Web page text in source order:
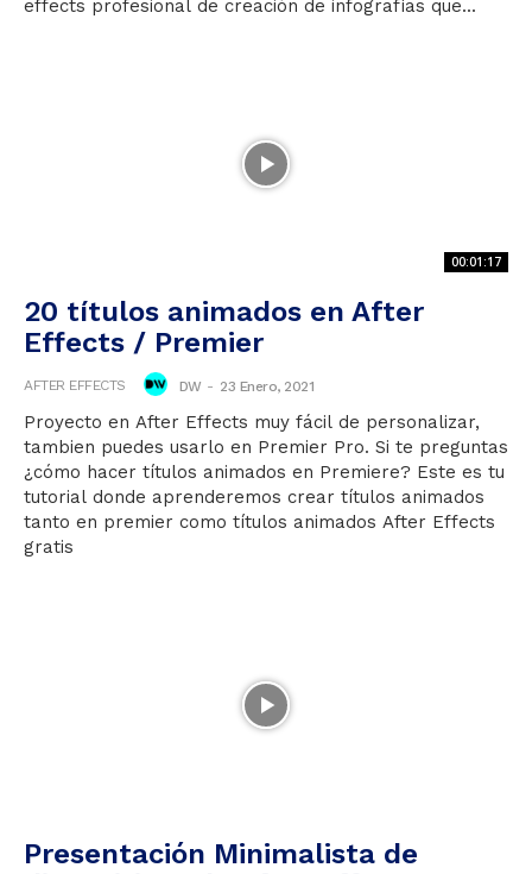
effects profesional de creación de infografías que...
00:01:17
20 títulos animados en After
Effects / Premier
AFTER EFFECTS DW - 23 Enero, 2021
Proyecto en After Effects muy fácil de personalizar,
tambien puedes usarlo en Premier Pro. Si te preguntas
¿cómo hacer títulos animados en Premiere? Este es tu
tutorial donde aprenderemos crear títulos animados
tanto en premier como títulos animados After Effects
gratis
Presentación Minimalista de